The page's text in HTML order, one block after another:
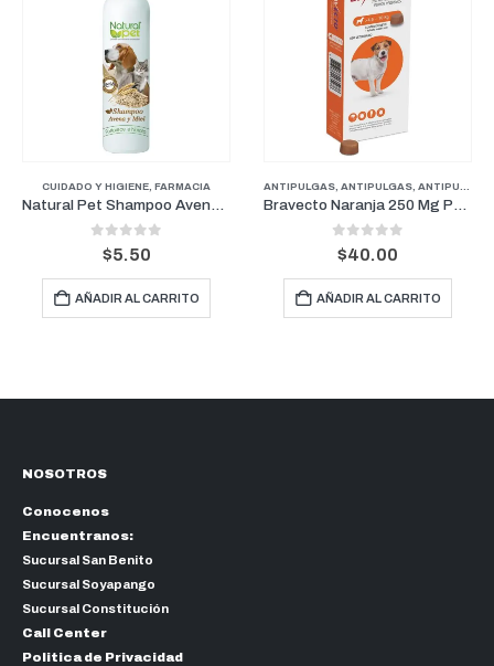
,FARMACIA PERROS
CUIDADO Y HIGIENE FARMACIA
Natural Pet Shampoo Avena y Miel 16 oz
out of 5
$5.50
AÑADIR AL CARRITO
ANTIPULGAS ANTIPULGAS ANTIPULGAS PERROS PESOS MEDIANOS
Bravecto Naranja 250 Mg Perros para pesos entre 4.5-10Kg (3 Meses)
0out of 5
$40.00
AÑADIR AL CARRITO
NOSOTROS
Conocenos
Encuentranos:
Sucursal San Benito
Sucursal Soyapango
Sucursal Constitución
Call Center
Politica de Privacidad